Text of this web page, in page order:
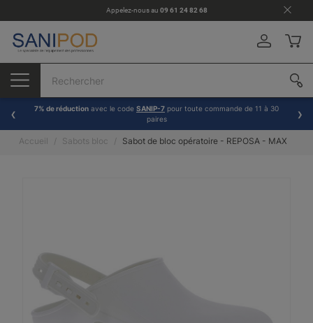
Appelez-nous au 09 61 24 82 68
7% de réduction avec le code SANIP-7 pour toute commande de 11 à 30
paires
Accueil Sabots bloc Sabot de bloc opératoire - REPOSA - MAX